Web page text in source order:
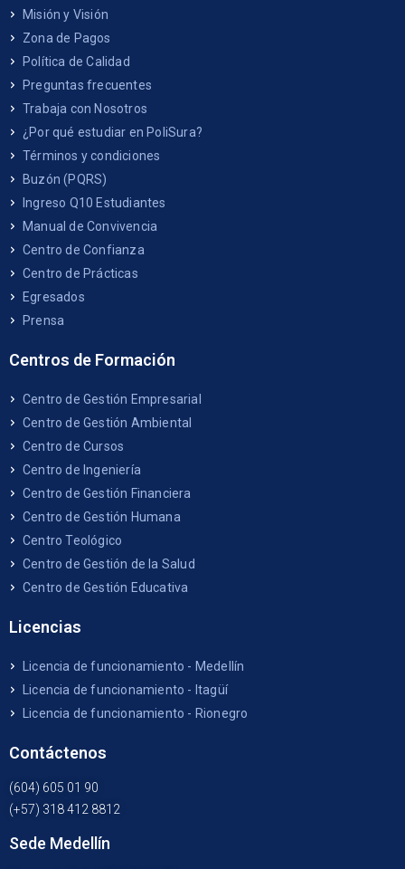
Misión y Visión
Zona de Pagos
Política de Calidad
Preguntas frecuentes
Trabaja con Nosotros
¿Por qué estudiar en PoliSura?
Términos y condiciones
Buzón (PQRS)
Ingreso Q10 Estudiantes
Manual de Convivencia
Centro de Confianza
Centro de Prácticas
Egresados
Prensa
Centros de Formación
Centro de Gestión Empresarial
Centro de Gestión Ambiental
Centro de Cursos
Centro de Ingeniería
Centro de Gestión Financiera
Centro de Gestión Humana
Centro Teológico
Centro de Gestión de la Salud
Centro de Gestión Educativa
Licencias
Licencia de funcionamiento - Medellín
Licencia de funcionamiento - Itagüí
Licencia de funcionamiento - Rionegro
Contáctenos
(604) 605 01 90
(+57) 318 412 8812
Sede Medellín